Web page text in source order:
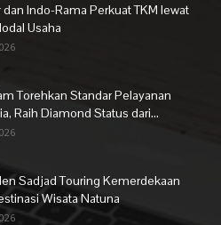
Indo-Rama Perkuat TKM lewat
Usaha
Torehkan Standar Pelayanan
Raih Diamond Status dari...
Sadjad Touring Kemerdekaan
Wisata Natuna